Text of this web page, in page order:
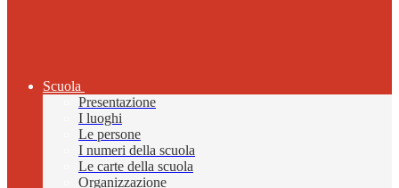
Scuola
Presentazione
I luoghi
Le persone
I numeri della scuola
Le carte della scuola
Organizzazione